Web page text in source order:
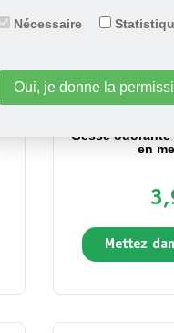
Nécessaire
Oui, je donne la
Gesse
en
Mettez